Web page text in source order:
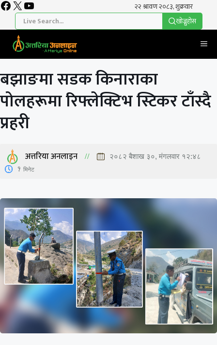
Skip
content
Facebook
X YouTube
खाेज्नुहाेस
बझाङमा सडक किनाराका
पोलहरूमा रिफ्लेक्टिभ स्टिकर टाँस्दै
प्रहरी
अत्तरिया अनलाइन २०८२ बैशाख ३०, मंगलवार १२:४८
1 मिनेट